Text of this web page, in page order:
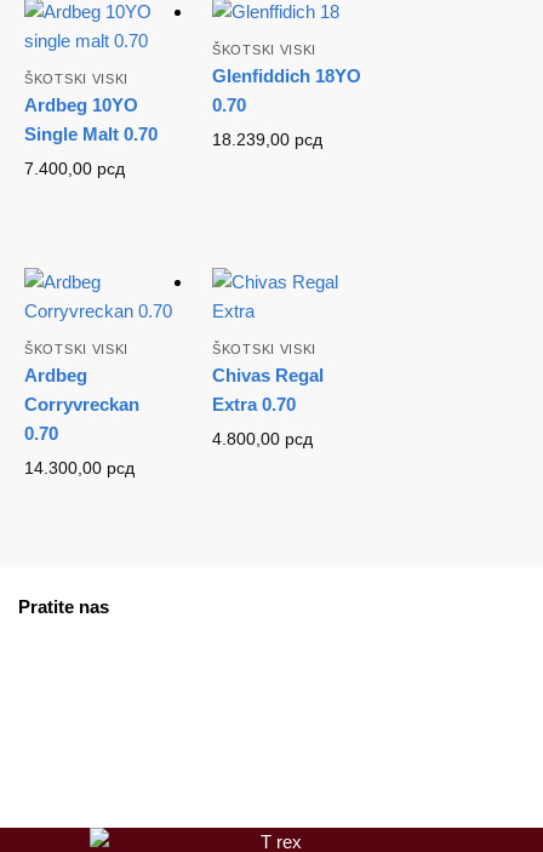
ŠKOTSKI VISKI
Ardbeg 10YO
Single Malt 0.70
7.400,00 рсд
ŠKOTSKI VISKI
Glenfiddich 18YO
0.70
18.239,00 рсд
ŠKOTSKI VISKI
Ardbeg
Corryvreckan
0.70
14.300,00 рсд
ŠKOTSKI VISKI
Chivas Regal
Extra 0.70
4.800,00 рсд
Pratite nas